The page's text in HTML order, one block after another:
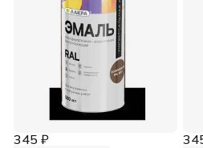
345 ₽